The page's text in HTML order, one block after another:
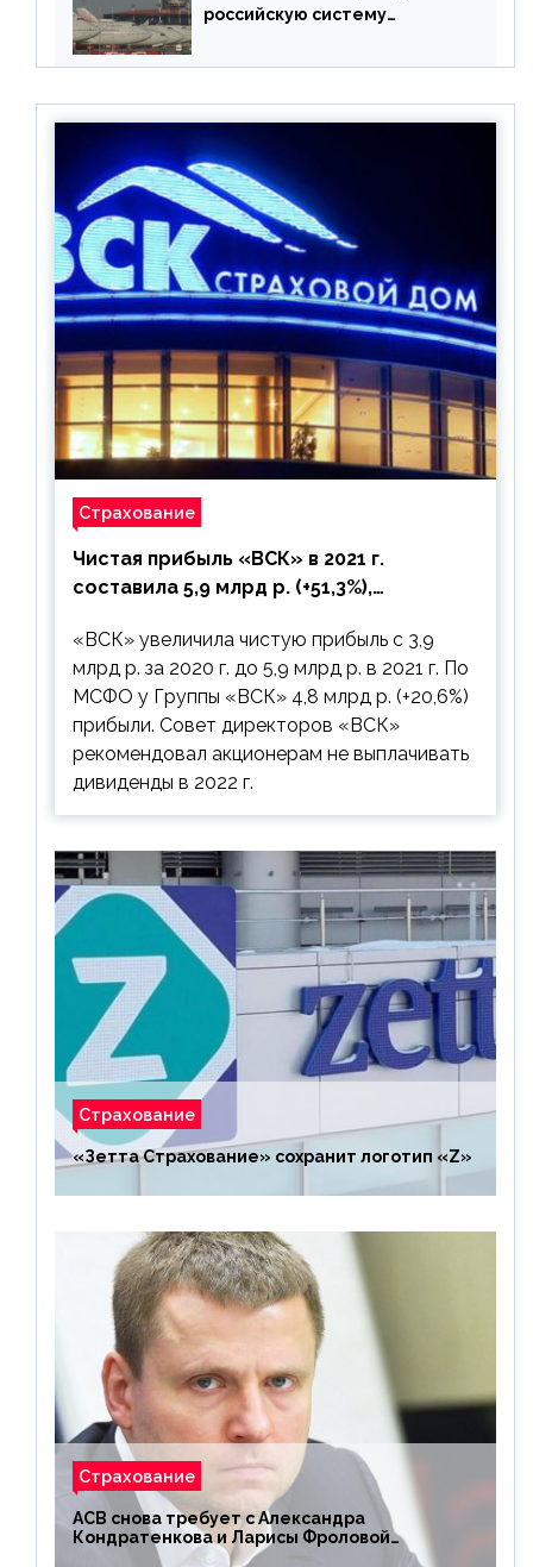
российскую систему
Страхование
Чистая прибыль «ВСК» в 2021 г.
составила 5,9 млрд р. (+51,3%),
выплачивать
«ВСК» увеличила чистую прибыль с 3,9
млрд р. за 2020 г. до 5,9 млрд р. в 2021 г. По
МСФО у Группы «ВСК» 4,8 млрд р. (+20,6%)
прибыли. Совет директоров «ВСК»
рекомендовал акционерам не выплачивать
дивиденды в 2022 г.
Страхование
«Зетта Страхование» сохранит логотип «Z»
Страхование
АСВ снова требует с Александра
Кондратенкова и Ларисы Фроловой
возмещения убытков на 1,5 млрд р.